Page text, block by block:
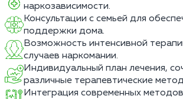
наркозависимости.
Консультации с семьей для
поддержки дома.
Возможность интенсивной
случаев наркомании.
Индивидуальный план лечения,
различные терапевтические
Интеграция современных